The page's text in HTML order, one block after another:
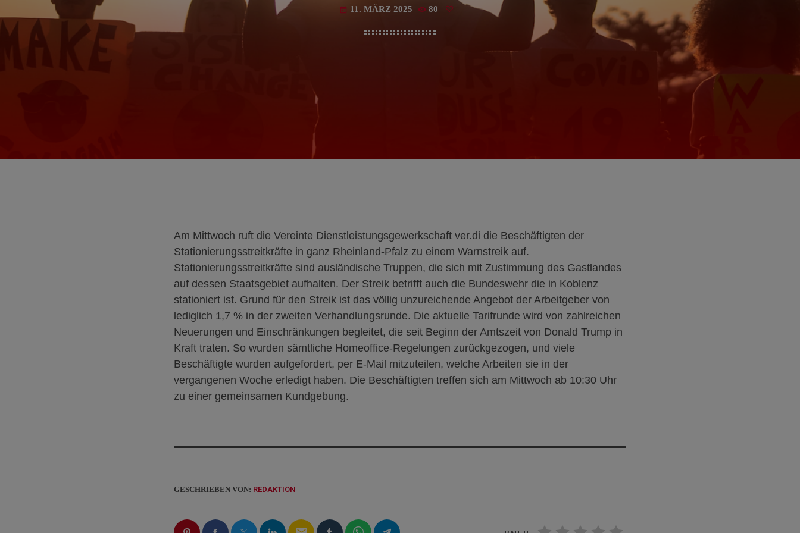
today 11. MÄRZ 2025 80
Am Mittwoch ruft die Vereinte Dienstleistungsgewerkschaft ver.di die Beschäftigten der
Stationierungsstreitkräfte in ganz Rheinland-Pfalz zu einem Warnstreik auf.
Stationierungsstreitkräfte sind ausländische Truppen, die sich mit Zustimmung des Gastlandes
auf dessen Staatsgebiet aufhalten. Der Streik betrifft auch die Bundeswehr die in Koblenz
stationiert ist. Grund für den Streik ist das völlig unzureichende Angebot der Arbeitgeber von
lediglich 1,7 % in der zweiten Verhandlungsrunde. Die aktuelle Tarifrunde wird von zahlreichen
Neuerungen und Einschränkungen begleitet, die seit Beginn der Amtszeit von Donald Trump in
Kraft traten. So wurden sämtliche Homeoffice-Regelungen zurückgezogen, und viele
Beschäftigte wurden aufgefordert, per E-Mail mitzuteilen, welche Arbeiten sie in der
vergangenen Woche erledigt haben. Die Beschäftigten treffen sich am Mittwoch ab 10:30 Uhr
zu einer gemeinsamen Kundgebung.
GESCHRIEBEN VON: REDAKTION